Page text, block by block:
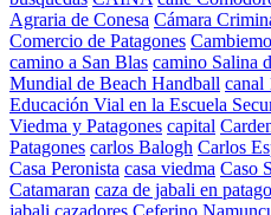
Agraria de Conesa Cámara
Comercio de Patagones
camino a San Blas camino Salina
Mundial de Beach Handball canal
Educación Vial en la Escuela
Viedma y Patagones capital
Patagones carlos Balogh Carlos
Casa Peronista casa viedma Caso
Catamaran caza de jabali en
jabali cazadores Ceferino